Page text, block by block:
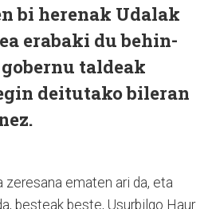
bi herenak Udalak
erabaki du behin-
taldeak
deitutako bileran
zeresana ematen ari da, eta
besteak beste, Usurbilgo Haur